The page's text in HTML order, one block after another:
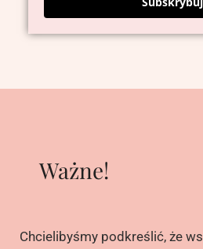
Ważne!
Chcielibyśmy podkreślić, że